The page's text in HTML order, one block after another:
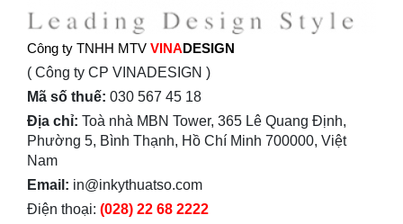
Công ty TNHH MTV VINADESIGN
( Công ty CP VINADESIGN )
Mã số thuế: 030 567 45 18
Địa chỉ: Toà nhà MBN Tower, 365 Lê Quang Định,
Phường 5, Bình Thạnh, Hồ Chí Minh 700000, Việt
Nam
Email: in@inkythuatso.com
Điện thoại: (028) 22 68 2222